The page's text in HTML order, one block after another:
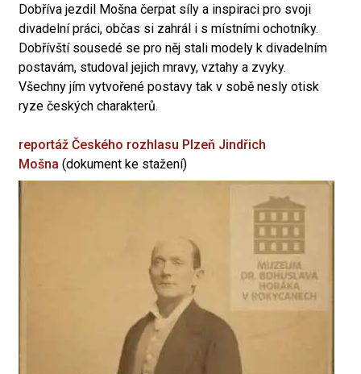
Dobříva jezdil Mošna čerpat síly a inspiraci pro svoji
divadelní práci, občas si zahrál i s místními ochotníky.
Dobřívští sousedé se pro něj stali modely k divadelním
postavám, studoval jejich mravy, vztahy a zvyky.
Všechny jím vytvořené postavy tak v sobě nesly otisk
ryze českých charakterů.
reportáž Českého rozhlasu Plzeň Jindřich
Mošna (dokument ke stažení)